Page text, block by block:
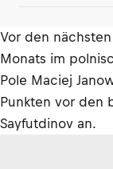
Vor den
Monats im
Pole Maciej
Punkten vor den
Sayfutdinov an.